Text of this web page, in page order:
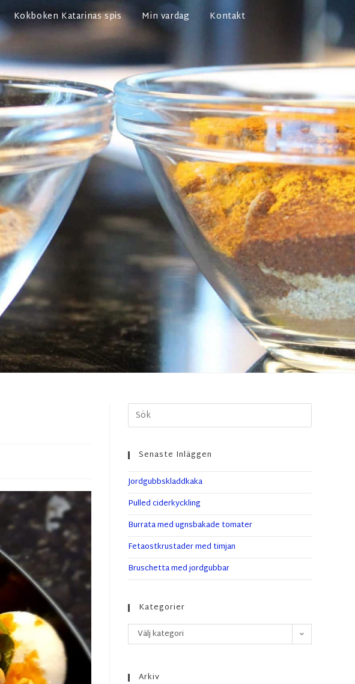
Kokboken Katarinas spis Min vardag Kontakt
Senaste Inläggen
Jordgubbskladdkaka
Pulled ciderkyckling
Burrata med ugnsbakade tomater
Fetaostkrustader med timjan
Bruschetta med jordgubbar
Kategorier
Välj kategori
Arkiv